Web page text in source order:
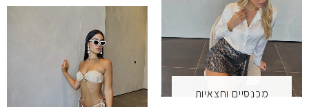
מכנסיים וחצאיות